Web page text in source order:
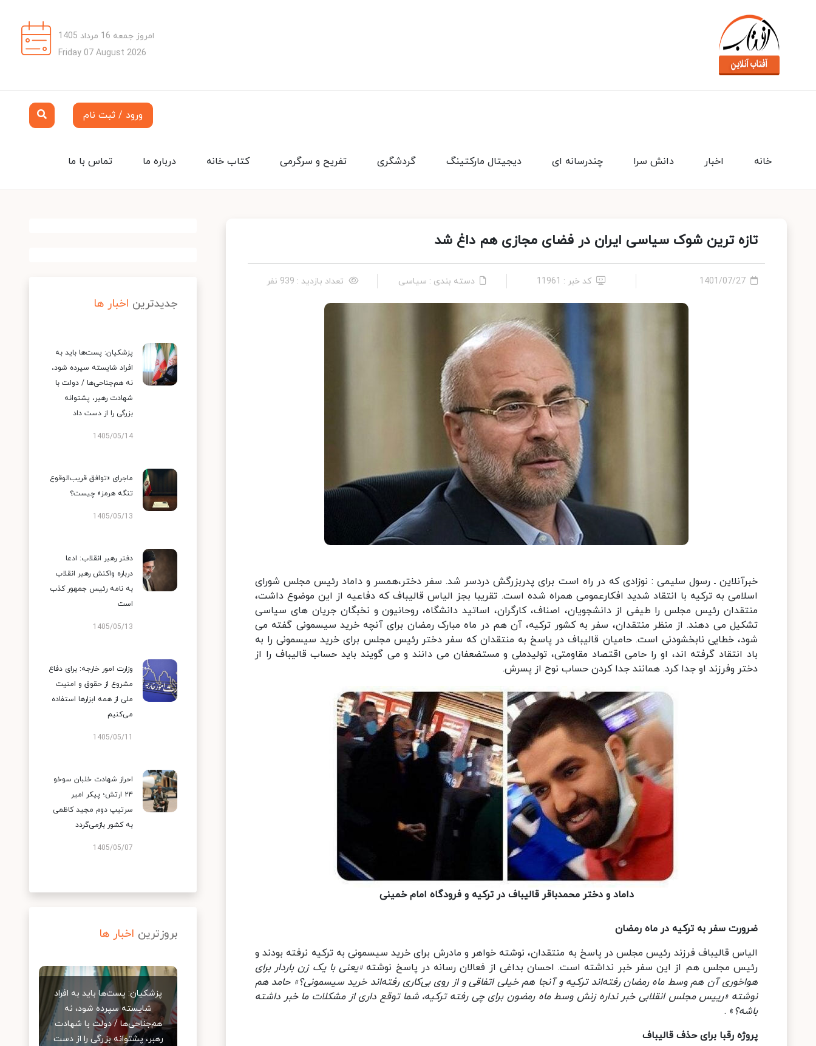
امروز جمعه 16 مرداد 1405
Friday 07 August 2026
ورود / ثبت نام
تماس با ما درباره ما کتاب خانه تفریح و سرگرمی گردشگری دیجیتال مارکتینگ چندرسانه ای دانش سرا اخبار خانه
تازه ترین شوک سیاسی ایران در فضای مجازی هم داغ شد
1401/07/27 کد خبر : 11961 دسته بندی : سیاسی تعداد بازدید : 939 نفر
خبرآنلاین ـ رسول سلیمی : نوزادی که در راه است برای پدربزرگش دردسر شد. سفر دختر،همسر و داماد رئیس مجلس شورای
اسلامی به ترکیه با انتقاد شدید افکارعمومی همراه شده است. تقریبا بجز الیاس قالیباف که دفاعیه از این موضوع داشت،
منتقدان رئیس مجلس را طیفی از دانشجویان، اصناف، کارگران، اساتید دانشگاه، روحانیون و نخبگان جریان های سیاسی
تشکیل می دهند. از منظر منتقدان، سفر به کشور ترکیه، آن هم در ماه مبارک رمضان برای آنچه خرید سیسمونی گفته می
شود، خطایی نابخشودنی است. حامیان قالیباف در پاسخ به منتقدان که سفر دختر رئیس مجلس برای خرید سیسمونی را به
باد انتقاد گرفته اند، او را حامی اقتصاد مقاومتی، تولیدملی و مستضعفان می دانند و می گویند باید حساب قالیباف را از
دختر وفرزند او جدا کرد. همانند جدا کردن حساب نوح از پسرش.
داماد و دختر محمدباقر قالیباف در ترکیه و فرودگاه امام خمینی
ضرورت سفر به ترکیه در ماه رمضان
الیاس قالیباف فرزند رئیس مجلس در پاسخ به منتقدان، نوشته خواهر و مادرش برای خرید سیسمونی به ترکیه نرفته بودند و
رئیس مجلس هم از این سفر خبر نداشته است. احسان بداغی از فعالان رسانه در پاسخ نوشته«یعنی با یک زن باردار برای
هواخوری آن هم وسط ماه رمضان رفته‌اند ترکیه و آنجا هم خیلی اتفاقی و از روی بی‌کاری رفته‌اند خرید سیسمونی؟» حامد هم
نوشته «رییس مجلس انقلابی خبر نداره زنش وسط ماه رمضون برای چی رفته ترکیه، شما توقع داری از مشکلات ما خبر داشته
باشه؟» .
پروژه رقبا برای حذف قالیباف
جدیدترین اخبار ها
پزشکیان: پست‌ها باید به
افراد شایسته سپرده شود،
نه هم‌جناحی‌ها / دولت با
شهادت رهبر، پشتوانه
بزرگی را از دست داد
1405/05/14
ماجرای «توافق قریب‌الوقوع
تنگه هرمز» چیست؟
1405/05/13
دفتر رهبر انقلاب: ادعا
درباره واکنش رهبر انقلاب
به نامه رئیس جمهور کذب
است
1405/05/13
وزارت امور خارجه: برای دفاع
مشروع از حقوق و امنیت
ملی از همه ابزارها استفاده
می‌کنیم
1405/05/11
احراز شهادت خلبان سوخو
۲۴ ارتش؛ پیکر امیر
سرتیپ دوم مجید کاظمی
به کشور بازمی‌گردد
1405/05/07
بروزترین اخبار ها
پزشکیان: پست‌ها باید به افراد
شایسته سپرده شود، نه
هم‌جناحی‌ها / دولت با شهادت
رهبر، پشتوانه بزرگی را از دست